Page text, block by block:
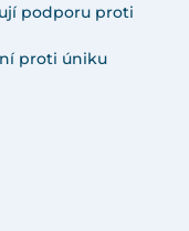
podporu proti
proti úniku